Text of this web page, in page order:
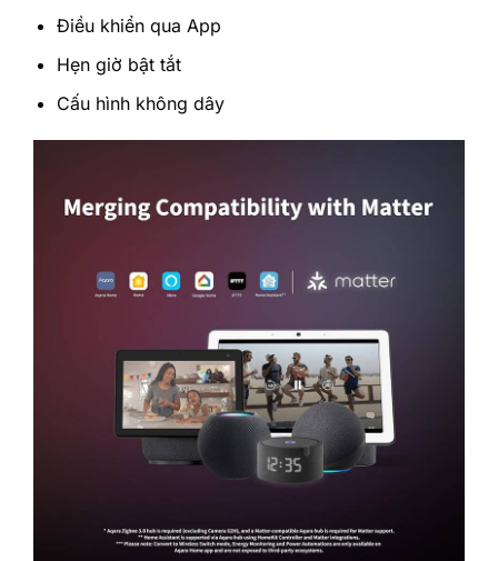
Điều khiển qua App
Hẹn giờ bật tắt
Cấu hình không dây